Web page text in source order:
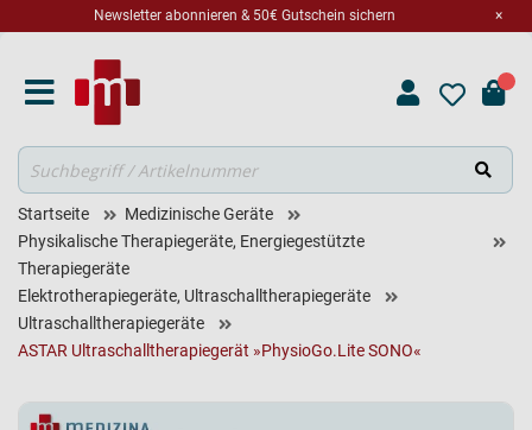
×
Newsletter abonnieren & 50€ Gutschein sichern
Suche
Startseite
Medizinische Geräte
Physikalische Therapiegeräte, Energiegestützte
Therapiegeräte
Elektrotherapiegeräte, Ultraschalltherapiegeräte
Ultraschalltherapiegeräte
ASTAR Ultraschalltherapiegerät »PhysioGo.Lite SONO«